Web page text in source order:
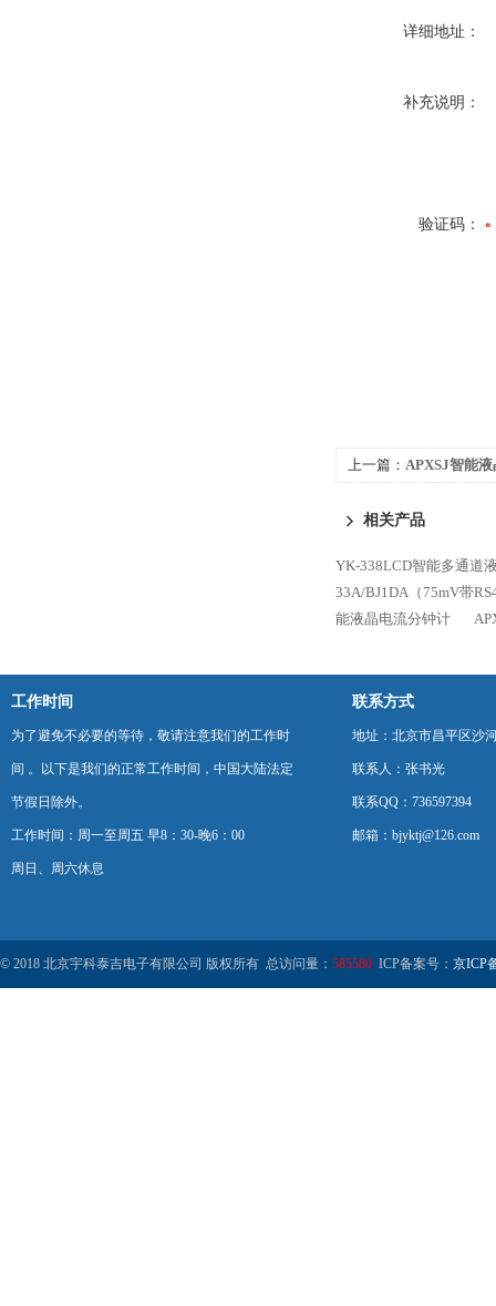
详细地址：
补充说明：
验证码：
上一篇： APXSJ智能
相关产品
YK-338LCD智能多通道
33A/BJ1DA（75mV带
能液晶电流分钟计
工作时间
为了避免不必要的等待，敬请注意我们的工作时
间 。以下是我们的正常工作时间，中国大陆法定
节假日除外。
工作时间：周一至周五 早8：30-晚6：00
周日、周六休息
联系方式
地址：北京市昌平区沙
联系人：张书光
联系QQ：736597394
邮箱：bjyktj@126.com
© 2018 北京宇科泰吉电子有限公司 版权所有 总访问量： 585580 ICP备案号： 京ICP